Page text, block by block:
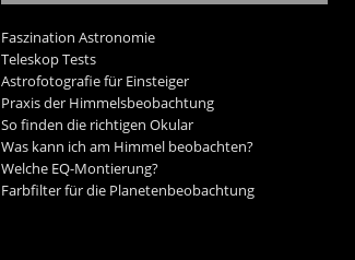
Faszination Astronomie
Teleskop Tests
Astrofotografie für Einsteiger
Praxis der Himmelsbeobachtung
So finden die richtigen Okular
Was kann ich am Himmel beobachten?
Welche EQ-Montierung?
Farbfilter für die Planetenbeobachtung